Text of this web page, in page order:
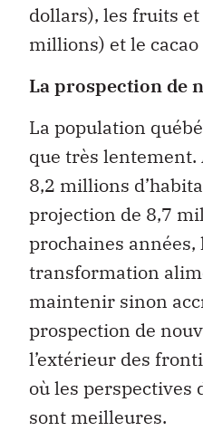
dollars), les fruits
millions) et le
La prospection de
La population
que très lentement.
8,2 millions
projection de 8,7
prochaines années,
transformation
maintenir sinon
prospection de
l’extérieur des
où les perspectives
sont meilleures.